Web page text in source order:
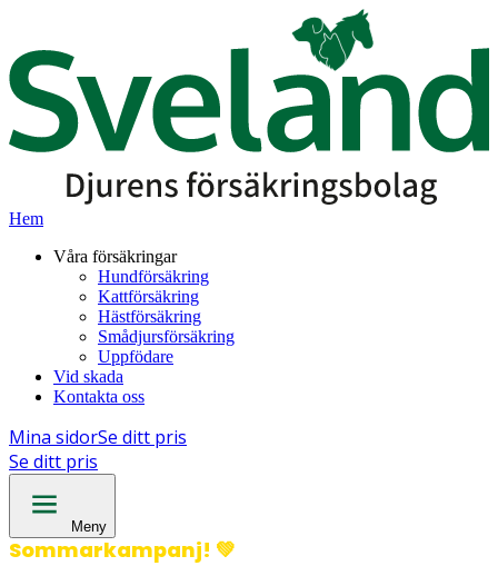
Hem
Våra försäkringar
Hundförsäkring
Kattförsäkring
Hästförsäkring
Smådjursförsäkring
Uppfödare
Vid skada
Kontakta oss
Mina sidorSe ditt pris
Se ditt pris
Meny
Sommarkampanj! 💚